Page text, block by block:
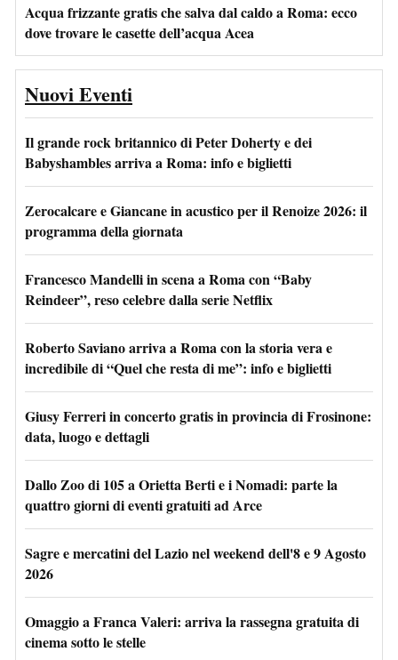
Acqua frizzante gratis che salva dal caldo a Roma: ecco
dove trovare le casette dell’acqua Acea
Nuovi Eventi
Il grande rock britannico di Peter Doherty e dei
Babyshambles arriva a Roma: info e biglietti
Zerocalcare e Giancane in acustico per il Renoize 2026: il
programma della giornata
Francesco Mandelli in scena a Roma con “Baby
Reindeer”, reso celebre dalla serie Netflix
Roberto Saviano arriva a Roma con la storia vera e
incredibile di “Quel che resta di me”: info e biglietti
Giusy Ferreri in concerto gratis in provincia di Frosinone:
data, luogo e dettagli
Dallo Zoo di 105 a Orietta Berti e i Nomadi: parte la
quattro giorni di eventi gratuiti ad Arce
Sagre e mercatini del Lazio nel weekend dell'8 e 9 Agosto
2026
Omaggio a Franca Valeri: arriva la rassegna gratuita di
cinema sotto le stelle